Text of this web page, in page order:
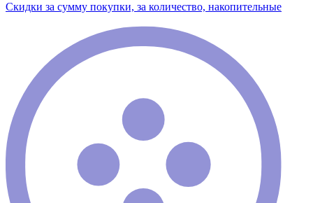
Скидки за сумму покупки, за количество, накопительные